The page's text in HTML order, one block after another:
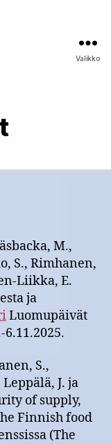
Valikko
M.,
S., Rimhanen,
Liikka, E.
ja
Luomupäivät
6.11.2025.
S.,
J. ja
of supply,
Finnish food
(The